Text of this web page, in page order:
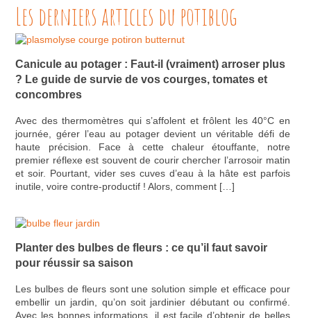
Les derniers articles du potiblog
Canicule au potager : Faut-il (vraiment) arroser plus
? Le guide de survie de vos courges, tomates et
concombres
Avec des thermomètres qui s’affolent et frôlent les 40°C en
journée, gérer l’eau au potager devient un véritable défi de
haute précision. Face à cette chaleur étouffante, notre
premier réflexe est souvent de courir chercher l’arrosoir matin
et soir. Pourtant, vider ses cuves d’eau à la hâte est parfois
inutile, voire contre-productif ! Alors, comment […]
Planter des bulbes de fleurs : ce qu’il faut savoir
pour réussir sa saison
Les bulbes de fleurs sont une solution simple et efficace pour
embellir un jardin, qu’on soit jardinier débutant ou confirmé.
Avec les bonnes informations, il est facile d’obtenir de belles